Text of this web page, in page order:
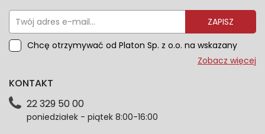
ZAPISZ
Chcę otrzymywać od Platon Sp. z o.o. na wskazany
przeze mnie adres e-mail informacje marketingowe
dotyczące danych osobowych znajdziesz w naszej
każdym czasie. Wycofanie zgody nie wpłynie na
zgodność z prawem przetwarzania dokonanego przed
Zobacz więcej
KONTAKT
22 329 50 00
poniedziałek - piątek 8:00-16:00